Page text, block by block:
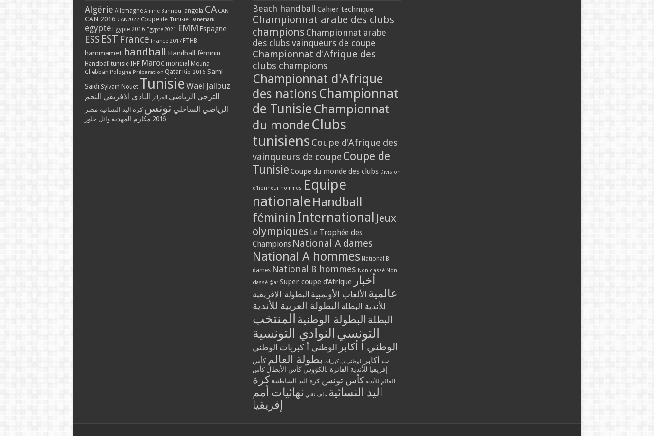
Algérie Allemagne Amine Bannour angola CA CAN
CAN 2016 CAN2022 Coupe de Tunisie Danemark
egypte Egypte 2016 Egypte 2021 EMM Espagne
ESS EST France France 2017 FTHB
hammamet handball Handball féminin
Handball tunisie IHF Maroc mondial Mouna
Chebbah Pologne Préparation Qatar Rio 2016 Sami
Saidi Sylvain Nouet Tunisie Wael Jallouz
الترجي الرياضي الجزائر النادي الافريقي النجم
الرياضي الساحلي تونس كرة اليد النسائية مصر
2016 مكارم المهدية وائل جلوز
Beach handball Cahier technique
Championnat arabe des clubs
champions Championnat arabe
des clubs vainqueurs de coupe
Championnat d'Afrique des
clubs champions
Championnat d'Afrique
des nations Championnat
de Tunisie Championnat
du monde Clubs
tunisiens Coupe d'Afrique des
vainqueurs de coupe Coupe de
Tunisie Coupe du monde des clubs Division
d'honneur hommes Equipe
nationale Handball
féminin International Jeux
olympiques Le Trophée des
Champions National A dames
National A hommes National B
dames National B hommes Non classé Non
classé @ar Super coupe d'Afrique أخبار
عالمية الألعاب الأولمبية البطولة الافريقية
للأندية البطلة البطولة العربية للأندية
البطلة البطولة الوطنية المنتخب
التونسي النوادي التونسية
الوطني أ أكابر الوطني أ كبريات الوطني
ب أكابر
الوطني ب كبريات بطولة العالم كأس
إفريقيا للأندية الفائزة بالكؤوس كأس الأبطال كأس
العالم للأندية كأس تونس كرة اليد الشاطئية كرة
اليد النسائية ملف تقني نهائيات أمم
إفريقيا